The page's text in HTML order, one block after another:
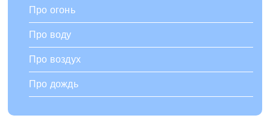
Про огонь
Про воду
Про воздух
Про дождь